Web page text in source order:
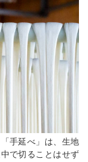
手延べ」は、生地
で切ることはせず